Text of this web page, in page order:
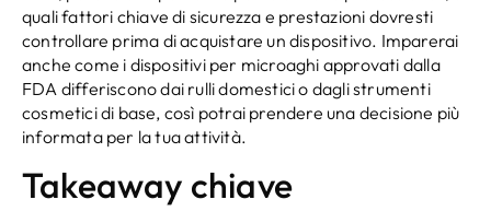
quali fattori chiave di sicurezza e prestazioni dovresti
controllare prima di acquistare un dispositivo. Imparerai
anche come i dispositivi per microaghi approvati dalla
FDA differiscono dai rulli domestici o dagli strumenti
cosmetici di base, così potrai prendere una decisione più
informata per la tua attività.
Takeaway chiave